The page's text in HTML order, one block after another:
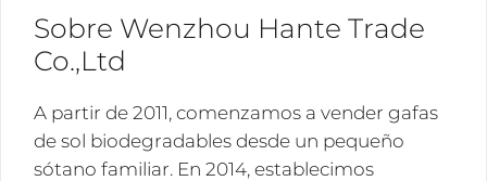
Sobre Wenzhou Hante Trade
Co.,Ltd
A partir de 2011, comenzamos a vender gafas
de sol biodegradables desde un pequeño
sótano familiar. En 2014, establecimos